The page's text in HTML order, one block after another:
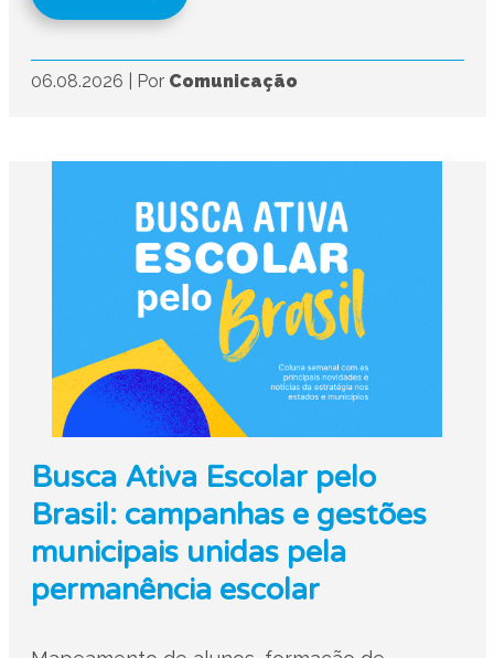
06.08.2026 Por Comunicação
Busca Ativa Escolar pelo
Brasil: campanhas e gestões
municipais unidas pela
permanência escolar